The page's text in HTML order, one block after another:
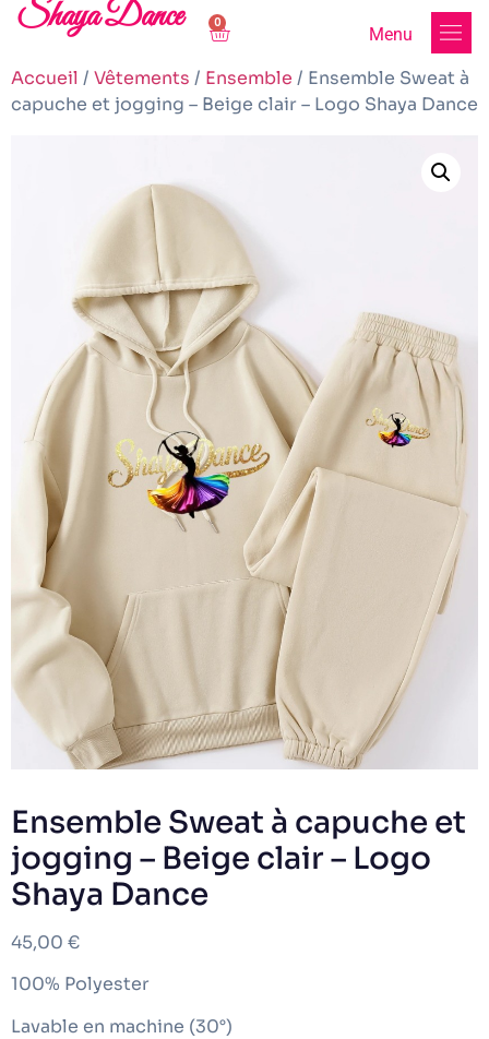
Shaya Dance 0
Menu
Accueil / Vêtements / Ensemble / Ensemble Sweat à
capuche et jogging – Beige clair – Logo Shaya Dance
Ensemble Sweat à capuche et
jogging – Beige clair – Logo
Shaya Dance
45,00 €
100% Polyester
Lavable en machine (30°)